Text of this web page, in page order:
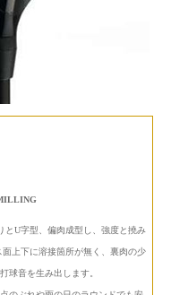
とU字型、偏肉成型し、強度と撓み
上下に溶接箇所が無く、裏肉の少
球音を生み出します。